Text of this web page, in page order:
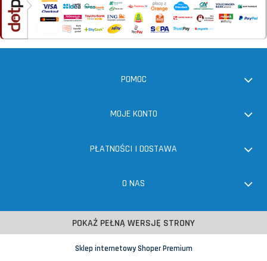
POMOC
MOJE KONTO
PŁATNOŚCI I DOSTAWA
O NAS
POKAŻ PEŁNĄ WERSJĘ STRONY
Sklep internetowy Shoper Premium